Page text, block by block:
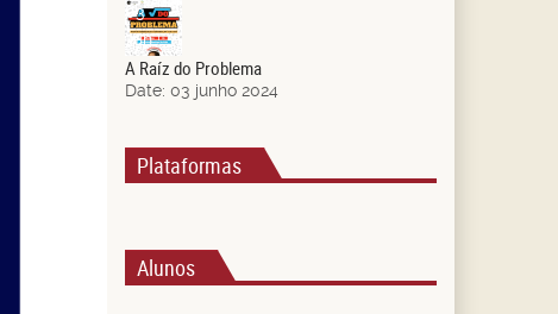
03
Jun.
A Raíz do Problema
Date: 03 junho 2024
Plataformas
Alunos